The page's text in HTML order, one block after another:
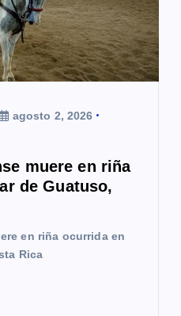
agosto 2, 2026
muere en riña
de Guatuso,
en riña ocurrida en
Rica